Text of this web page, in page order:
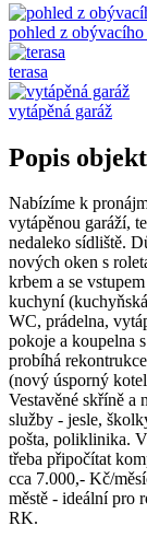
pohled z obývacího
terasa
vytápěná garáž
Popis
Nabízíme k
vytápěnou garáží,
nedaleko sídliště.
nových oken s
krbem a se
kuchyní
WC, prádelna,
pokoje a koupelna
probíhá
(nový úsporný
Vestavěné skříně a
služby - jesle,
pošta, poliklinika.
třeba připočítat
cca 7.000,- Kč/
městě - ideální pro
RK.